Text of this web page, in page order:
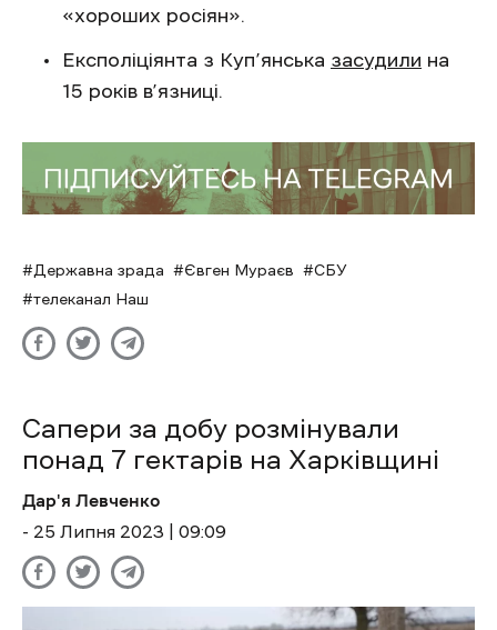
«хороших росіян».
Експоліціянта з Куп’янська засудили на
15 років в’язниці.
Державна зрада Євген Мураєв
СБУ
телеканал Наш
Сапери за добу розмінували
понад 7 гектарів на Харківщині
Дар'я Левченко
- 25 Липня 2023 | 09:09